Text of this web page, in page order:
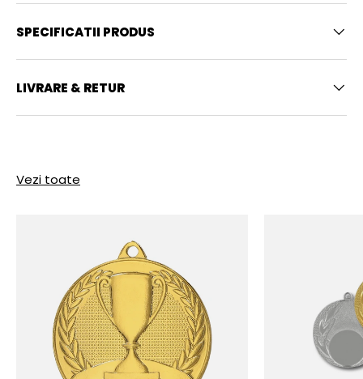
SPECIFICATII PRODUS
LIVRARE & RETUR
Vezi toate